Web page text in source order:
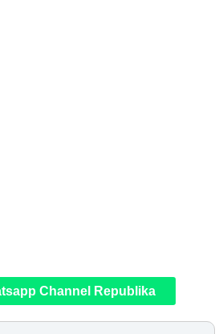
Channel Republika